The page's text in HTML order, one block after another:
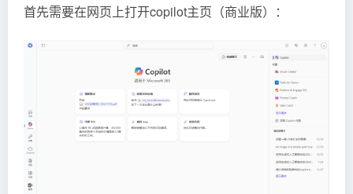
首先需要在网页上打开copilot主页（商业版）：